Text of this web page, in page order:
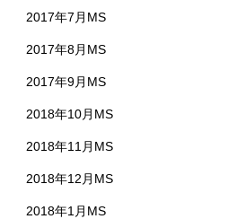
2017年7月MS
2017年8月MS
2017年9月MS
2018年10月MS
2018年11月MS
2018年12月MS
2018年1月MS